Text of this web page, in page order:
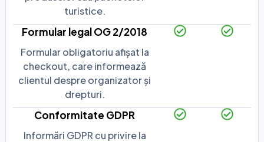
turistice.
Formular legal OG 2/2018
Formular obligatoriu afișat la
checkout, care informează
clientul despre organizator și
drepturi.
Conformitate GDPR
Informări GDPR cu privire la